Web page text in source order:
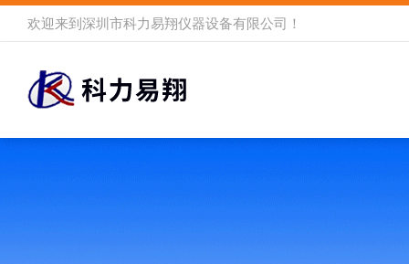
欢迎来到 深圳市科力易翔仪器设备有限公司 ！